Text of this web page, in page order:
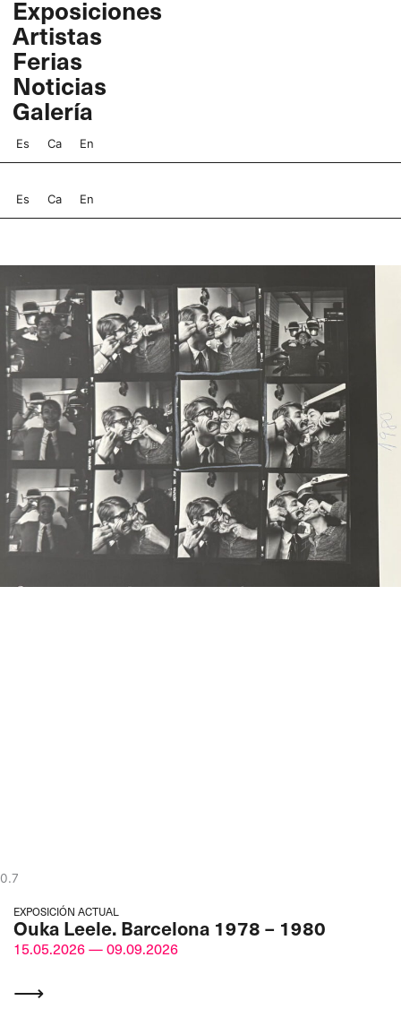
contenido
Exposiciones
Artistas
Ferias
Noticias
Galería
Es Ca En
Es Ca En
EXPOSICIÓN ACTUAL
Ouka Leele. Barcelona 1978 – 1980
15.05.2026 — 09.09.2026
⟶